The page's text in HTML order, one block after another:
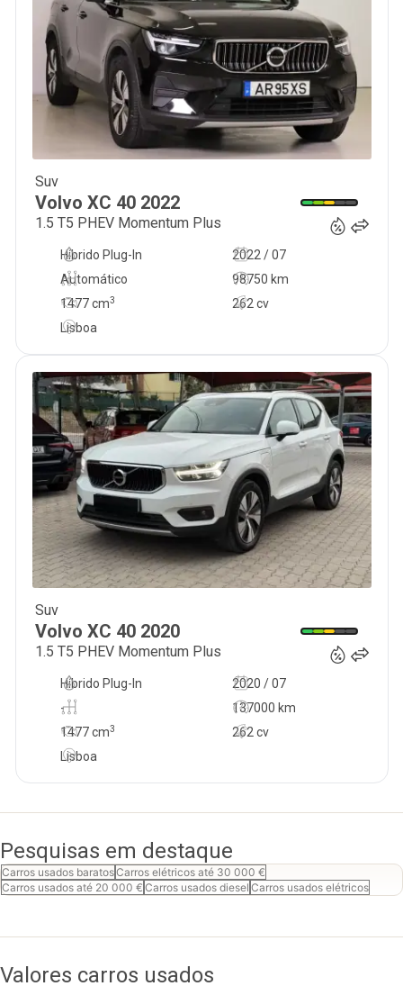
Suv
Volvo XC 40 2022
1.5 T5 PHEV Momentum Plus
2022 / 07
Automático
98750 km
262 cv
Híbrido Plug-In
1477cm3
Lisboa
Suv
Volvo XC 40 2020
1.5 T5 PHEV Momentum Plus
2020 / 07
-
137000 km
262 cv
Híbrido Plug-In
1477cm3
Lisboa
Pesquisas em destaque
Carros usados baratosCarros elétricos até 30 000 €
Carros usados até 20 000 € Carros usados diesel Carros usados elétricos
Valores carros usados